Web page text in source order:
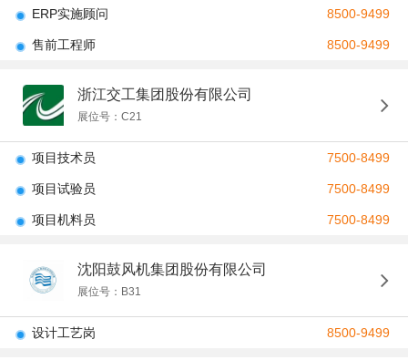
ERP实施顾问 8500-9499
售前工程师 8500-9499
浙江交工集团股份有限公司
展位号：C21
项目技术员 7500-8499
项目试验员 7500-8499
项目机料员 7500-8499
沈阳鼓风机集团股份有限公司
展位号：B31
设计工艺岗 8500-9499